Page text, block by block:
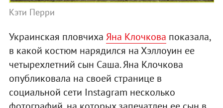
Кэти Перри
Украинская пловчиха Яна Клочкова показала,
в какой костюм нарядился на Хэллоуин ее
четырехлетний сын Саша. Яна Клочкова
опубликовала на своей странице в
социальной сети Instagram несколько